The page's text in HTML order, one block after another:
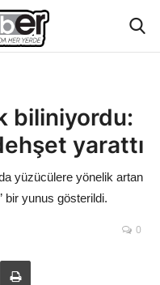
biliniyordu:
yarattı
yüzücülere yönelik artan
bir yunus gösterildi.
0